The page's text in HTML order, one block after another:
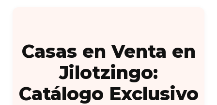
Casas en Venta en
Jilotzingo:
Catálogo Exclusivo